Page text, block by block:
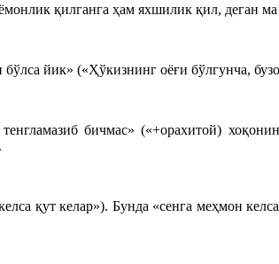
қилганга ҳам яхшилик қил, деган
бўлса йик» («Ҳўкизнинг оёғи бўлгунча,
бичмас» («+орахитой)
қут келар»). Бунда «сенга меҳмон